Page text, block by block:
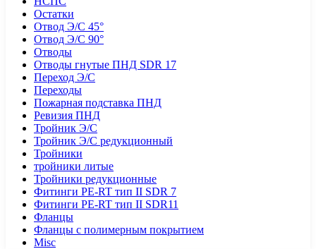
Остатки
Отвод Э/С 45°
Отвод Э/С 90°
Отводы
Отводы гнутые ПНД SDR 17
Переход Э/С
Переходы
Пожарная подставка ПНД
Ревизия ПНД
Тройник Э/С
Тройник Э/С редукционный
Тройники
тройники литые
Тройники редукционные
Фитинги PE-RT тип II SDR 7
Фитинги PE-RT тип II SDR11
Фланцы
Фланцы с полимерным покрытием
Misc